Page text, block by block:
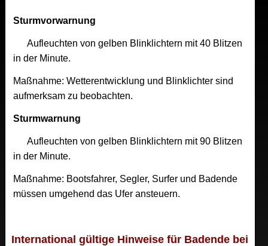
Sturmvorwarnung
Aufleuchten von gelben Blinklichtern mit 40 Blitzen
in der Minute.
Maßnahme: Wetterentwicklung und Blinklichter sind
aufmerksam zu beobachten.
Sturmwarnung
Aufleuchten von gelben Blinklichtern mit 90 Blitzen
in der Minute.
Maßnahme: Bootsfahrer, Segler, Surfer und Badende
müssen umgehend das Ufer ansteuern.
International gültige Hinweise für Badende bei